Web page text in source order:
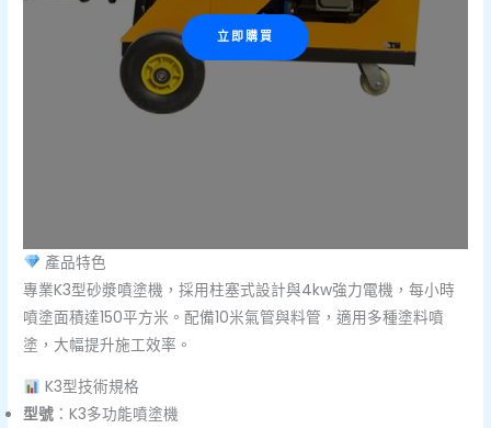
立即購買
產品特色
專業K3型砂漿噴塗機，採用柱塞式設計與4kw強力電機，每小時
噴塗面積達150平方米。配備10米氣管與料管，適用多種塗料噴
塗，大幅提升施工效率。
K3型技術規格
型號 ：K3多功能噴塗機